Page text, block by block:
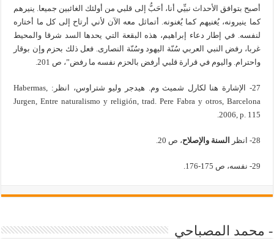
أصبح بتوافق الأحداث نبيِّي أنا، أحَبُّ إلى قلبي من أولئك الغائبين جميعا. ينيرهم
كما ينيرونه، يُغنيهم كما يُغنونه. أتماثل معه الآن لأني أرتاح إلى كل ما أختاره
لنفسه. في إطار دعاء إبراهيم، هذه البقعة التي يحدها السد شرقا والمحيط
غربا، رفض النبي العربي سُنّة اليهود وسُنّة النصارى. فعل ذلك بحزم وإن بوقار
واحترام. واليوم في قرارة قلبي أرفض بالحزم نفسه ما رفض”، ص 201.
27- الإشارة هنا لكارل شميث وم. هيدجر وليو شتراوس، انظر: Habermas,
Jurgen, Entre naturalismo y religión, trad. Pere Fabra y otros, Barcelona
2006, p. 115.
28- انظر السنة والإصلاح، ص 20.
29- نفسه، ص 175-176.
- محمد المصباحي